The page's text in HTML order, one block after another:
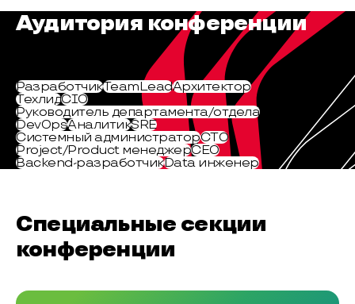
Аудитория конференции
РазработчикTeamLeadАрхитектор
Техлид
Руководитель департамента/отдела
DevOpsАналитик
Системный администратор
Project/Product менеджер
CIO
SRE
Backend-разработчик
СТО
CEO
Data инженер
Специальные секции
конференции